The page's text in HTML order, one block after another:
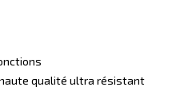
qualité ultra résistant